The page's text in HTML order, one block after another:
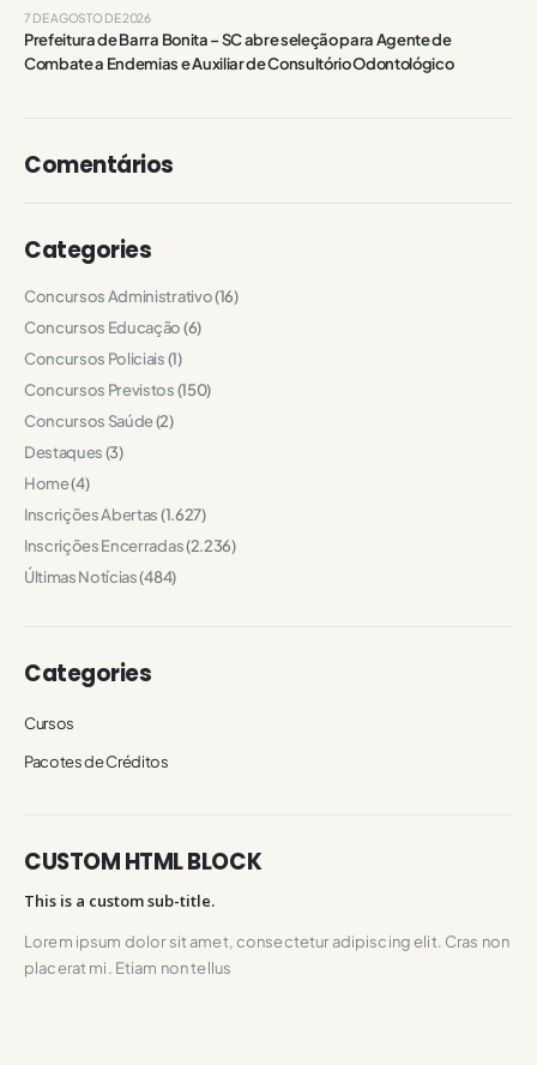
Prefeitura de Barra Bonita – SC abre seleção para Agente de
Combate a Endemias e Auxiliar de Consultório Odontológico
7 DE AGOSTO DE 2026
Comentários
Categories
Concursos Administrativo(16)
Concursos Educação(6)
Concursos Policiais(1)
Concursos Previstos(150)
Concursos Saúde(2)
Destaques(3)
Home(4)
Inscrições Abertas(1.627)
Inscrições Encerradas(2.236)
Últimas Notícias(484)
Categories
Cursos
Pacotes de Créditos
CUSTOM HTML BLOCK
This is a custom sub-title.
Lorem ipsum dolor sit amet, consectetur adipiscing elit. Cras non
placerat mi. Etiam non tellus